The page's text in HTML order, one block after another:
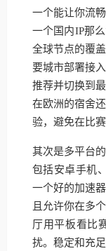
一个能让你流
一个国内IP那
全球节点的覆
要城市部署接
推荐并切换到
在欧洲的宿舍
验，避免在比
其次是多平台
包括安卓手机
一个好的加速
且允许你在多
厅用平板看比
扰。稳定和充